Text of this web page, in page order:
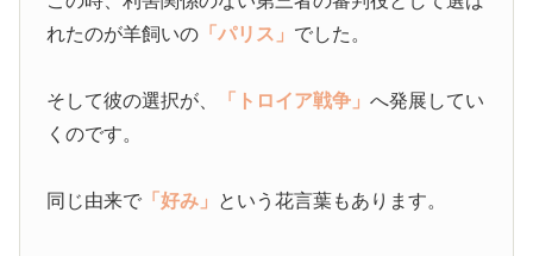
れたのが羊飼いの 「パリス」 でした。
そして彼の選択が、 「トロイア戦争」へ発展してい
くのです。
同じ由来で 「好み」 という花言葉もあります。